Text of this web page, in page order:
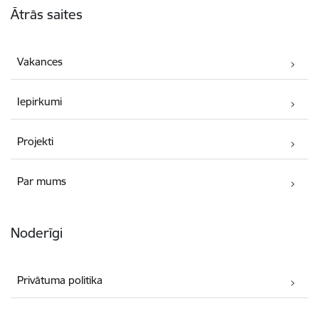
Ātrās saites
Vakances
Iepirkumi
Projekti
Par mums
Noderīgi
Privātuma politika